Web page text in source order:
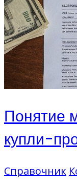
Понятие
купли-
Справочник